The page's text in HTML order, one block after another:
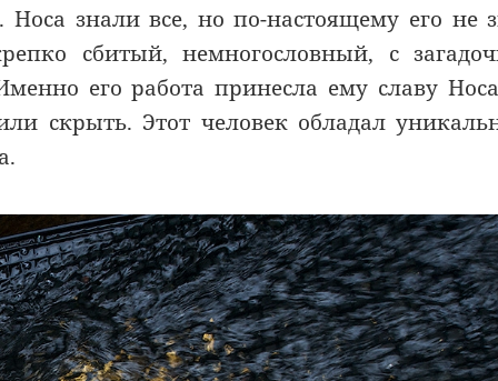
.Носа зналивсе, но по-настоящему его не
сбитый, немногословный, с
его работа принесла ему славу
скрыть. Этот человек обладал